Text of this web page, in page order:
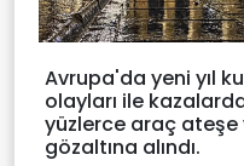
Avrupa'da yeni yıl
olayları ile
yüzlerce araç ateşe
gözaltına alındı.